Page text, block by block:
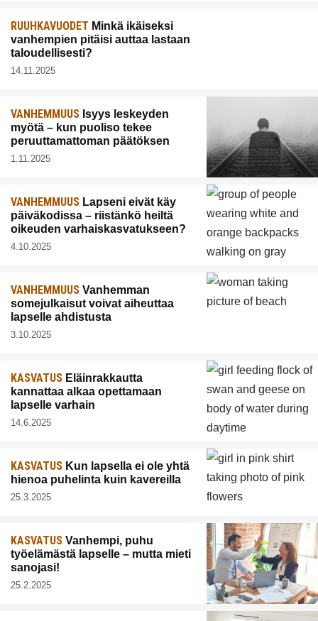
RUUHKAVUODET Minkä ikäiseksi
vanhempien pitäisi auttaa lastaan
taloudellisesti?
14.11.2025
VANHEMMUUS Isyys leskeyden
myötä – kun puoliso tekee
peruuttamattoman päätöksen
1.11.2025
VANHEMMUUS Lapseni eivät käy
päiväkodissa – riistänkö heiltä
oikeuden varhaiskasvatukseen?
4.10.2025
VANHEMMUUS Vanhemman
somejulkaisut voivat aiheuttaa
lapselle ahdistusta
3.10.2025
KASVATUS Eläinrakkautta
kannattaa alkaa opettamaan
lapselle varhain
14.6.2025
KASVATUS Kun lapsella ei ole yhtä
hienoa puhelinta kuin kavereilla
25.3.2025
KASVATUS Vanhempi, puhu
työelämästä lapselle – mutta mieti
sanojasi!
25.2.2025